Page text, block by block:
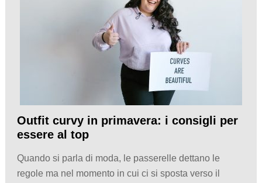
Outfit curvy in primavera: i consigli per
essere al top
Quando si parla di moda, le passerelle dettano le
regole ma nel momento in cui ci si sposta verso il